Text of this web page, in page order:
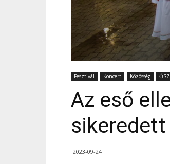
Fesztivál Koncert Közösség ŐSZ
Az eső
sikeredett
2023-09-24